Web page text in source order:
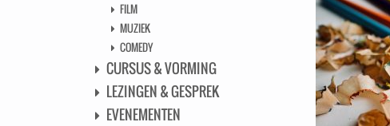
FILM
MUZIEK
COMEDY
CURSUS & VORMING
LEZINGEN & GESPREK
EVENEMENTEN